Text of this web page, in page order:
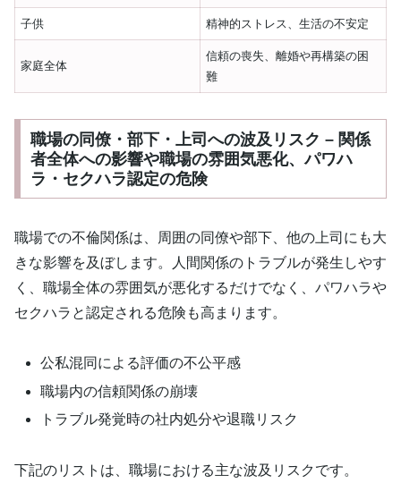
子供 精神的ストレス、生活の不安定
家庭全体
信頼の喪失、離婚や再構築の困
難
職場の同僚・部下・上司への波及リスク – 関係
者全体への影響や職場の雰囲気悪化、パワハ
ラ・セクハラ認定の危険
職場での不倫関係は、周囲の同僚や部下、他の上司にも大
きな影響を及ぼします。人間関係のトラブルが発生しやす
く、職場全体の雰囲気が悪化するだけでなく、パワハラや
セクハラと認定される危険も高まります。
公私混同による評価の不公平感
職場内の信頼関係の崩壊
トラブル発覚時の社内処分や退職リスク
下記のリストは、職場における主な波及リスクです。